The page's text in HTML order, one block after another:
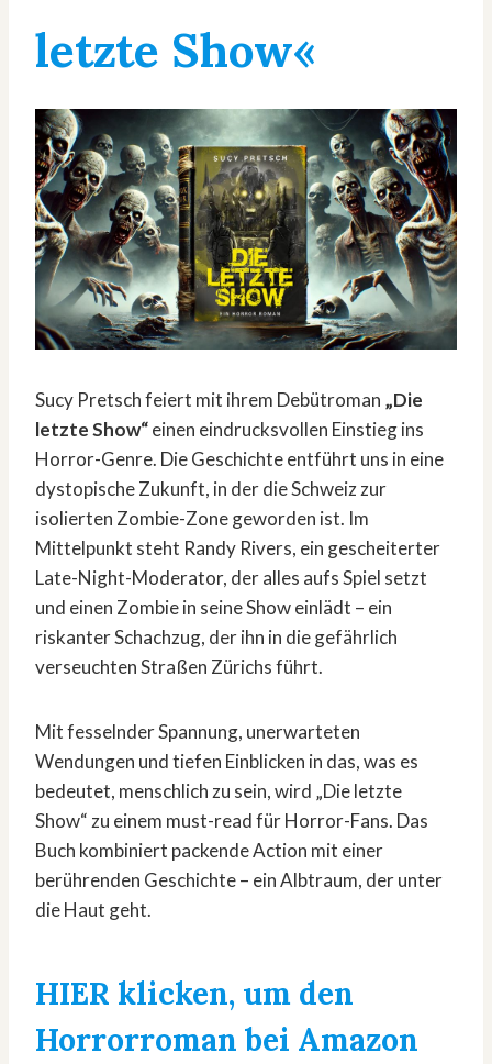
letzte Show«
Sucy Pretsch feiert mit ihrem Debütroman „Die
letzte Show“einen eindrucksvollen Einstieg ins
Horror-Genre. Die Geschichte entführt uns in eine
dystopische Zukunft, in der die Schweiz zur
isolierten Zombie-Zone geworden ist. Im
Mittelpunkt steht Randy Rivers, ein gescheiterter
Late-Night-Moderator, der alles aufs Spiel setzt
und einen Zombie in seine Show einlädt – ein
riskanter Schachzug, der ihn in die gefährlich
verseuchten Straßen Zürichs führt.
Mit fesselnder Spannung, unerwarteten
Wendungen und tiefen Einblicken in das, was es
bedeutet, menschlich zu sein, wird „Die letzte
Show“ zu einem must-read für Horror-Fans. Das
Buch kombiniert packende Action mit einer
berührenden Geschichte – ein Albtraum, der unter
die Haut geht.
HIER klicken, um den
Horrorroman bei Amazon